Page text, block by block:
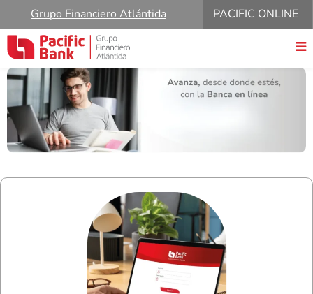
Grupo Financiero Atlántida PACIFIC ONLINE